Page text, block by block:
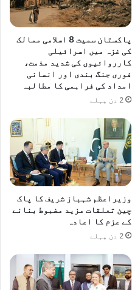
پاکستان سمیت 8 اسلامی ممالک
کی غزہ میں اسرائیلی
کارروائیوں کی شدید مذمت،
فوری جنگ بندی اور انسانی
امداد کی فراہمی کا مطالبہ
2 دن پہلے
وزیراعظم شہباز شریف کا پاک
چین تعلقات مزید مضبوط بنانے
کے عزم کا اعادہ
2 دن پہلے